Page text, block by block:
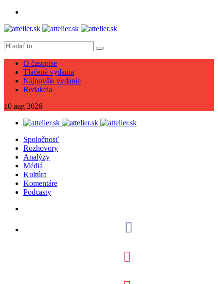
O časopise
Tlačené vydania
Najnovšie vydanie
Redakcia
10 aug 2026
Spoločnosť
Rozhovory
Analýzy
Médiá
Kultúra
Komentáre
Podcasty